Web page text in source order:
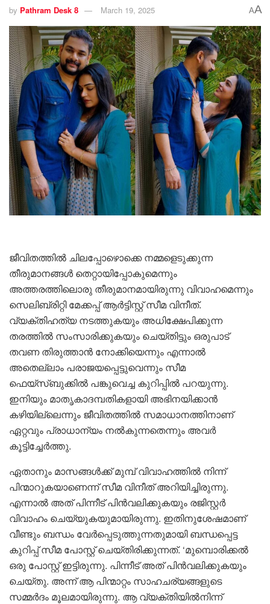
by Pathram Desk 8 March 19, 2025 AA
ജീവിതത്തില്‍ ചിലപ്പോഴൊക്കെ നമ്മളെടുക്കുന്ന
തീരുമാനങ്ങള്‍ തെറ്റായിപ്പോകുമെന്നും
അത്തരത്തിലൊരു തീരുമാനമായിരുന്നു വിവാഹമെന്നും
സെലിബ്രിറ്റി മേക്കപ്പ് ആര്‍ട്ടിസ്റ്റ് സീമ വിനീത്.
വ്യക്തിഹത്യ നടത്തുകയും അധിക്ഷേപിക്കുന്ന
തരത്തില്‍ സംസാരിക്കുകയും ചെയ്തിട്ടും ഒരുപാട്
തവണ തിരുത്താന്‍ നോക്കിയെന്നും എന്നാല്‍
അതെല്ലാം പരാജയപ്പെട്ടുവെന്നും സീമ
ഫെയ്‌സ്ബുക്കില്‍ പങ്കുവെച്ച കുറിപ്പില്‍ പറയുന്നു.
ഇനിയും മാതൃകാദമ്പതികളായി അഭിനയിക്കാന്‍
കഴിയില്ലെന്നും ജീവിതത്തില്‍ സമാധാനത്തിനാണ്
ഏറ്റവും പ്രാധാന്യം നല്‍കുന്നതെന്നും അവര്‍
കൂട്ടിച്ചേര്‍ത്തു.
ഏതാനും മാസങ്ങള്‍ക്ക് മുമ്പ് വിവാഹത്തില്‍ നിന്ന്
പിന്മാറുകയാണെന്ന് സീമ വിനീത് അറിയിച്ചിരുന്നു.
എന്നാല്‍ അത് പിന്നീട് പിന്‍വലിക്കുകയും രജിസ്റ്റര്‍
വിവാഹം ചെയ്യുകയുമായിരുന്നു. ഇതിനുശേഷമാണ്
വീണ്ടും ബന്ധം വേര്‍പ്പെടുത്തുന്നതുമായി ബന്ധപ്പെട്ട
കുറിപ്പ് സീമ പോസ്റ്റ് ചെയ്തിരിക്കുന്നത്. ‘മുമ്പൊരിക്കല്‍
ഒരു പോസ്റ്റ് ഇട്ടിരുന്നു. പിന്നീട് അത് പിന്‍വലിക്കുകയും
ചെയ്തു. അന്ന് ആ പിന്മാറ്റം സാഹചര്യങ്ങളുടെ
സമ്മര്‍ദം മൂലമായിരുന്നു. ആ വ്യക്തിയില്‍നിന്ന്